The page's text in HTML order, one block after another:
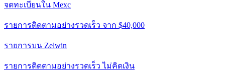
จดทะเบียนใน Mexc
รายการติดตามอย่างรวดเร็ว จาก $40,000
รายการบน Zelwin
รายการติดตามอย่างรวดเร็ว ไม่คิดเงิน